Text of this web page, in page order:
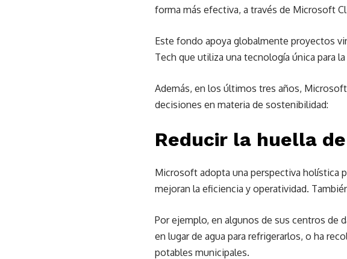
forma más efectiva, a través de Microsoft
Este fondo apoya globalmente proyectos
Tech que utiliza una tecnología única para
Además, en los últimos tres años,
decisiones en materia de sostenibilidad:
Reducir la huella
Microsoft adopta una perspectiva holística
mejoran la eficiencia y operatividad.
Por ejemplo, en algunos de sus centros de
en lugar de agua para refrigerarlos, o ha
potables municipales.